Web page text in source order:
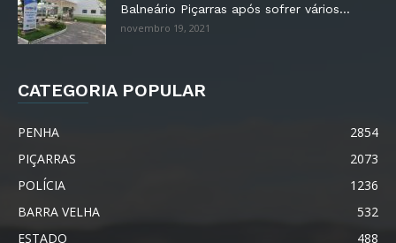
Balneário Piçarras após sofrer vários...
novembro 19, 2021
CATEGORIA POPULAR
PENHA
2854
PIÇARRAS
2073
POLÍCIA
1236
BARRA VELHA
532
ESTADO
488